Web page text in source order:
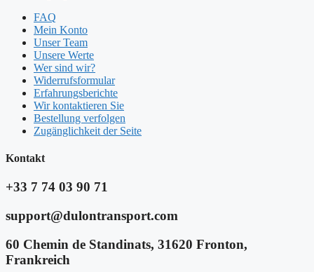
FAQ
Mein Konto
Unser Team
Unsere Werte
Wer sind wir?
Widerrufsformular
Erfahrungsberichte
Wir kontaktieren Sie
Bestellung verfolgen
Zugänglichkeit der Seite
Kontakt​
+33 7 74 03 90 71
support@dulontransport.com
60 Chemin de Standinats, 31620 Fronton,
Frankreich